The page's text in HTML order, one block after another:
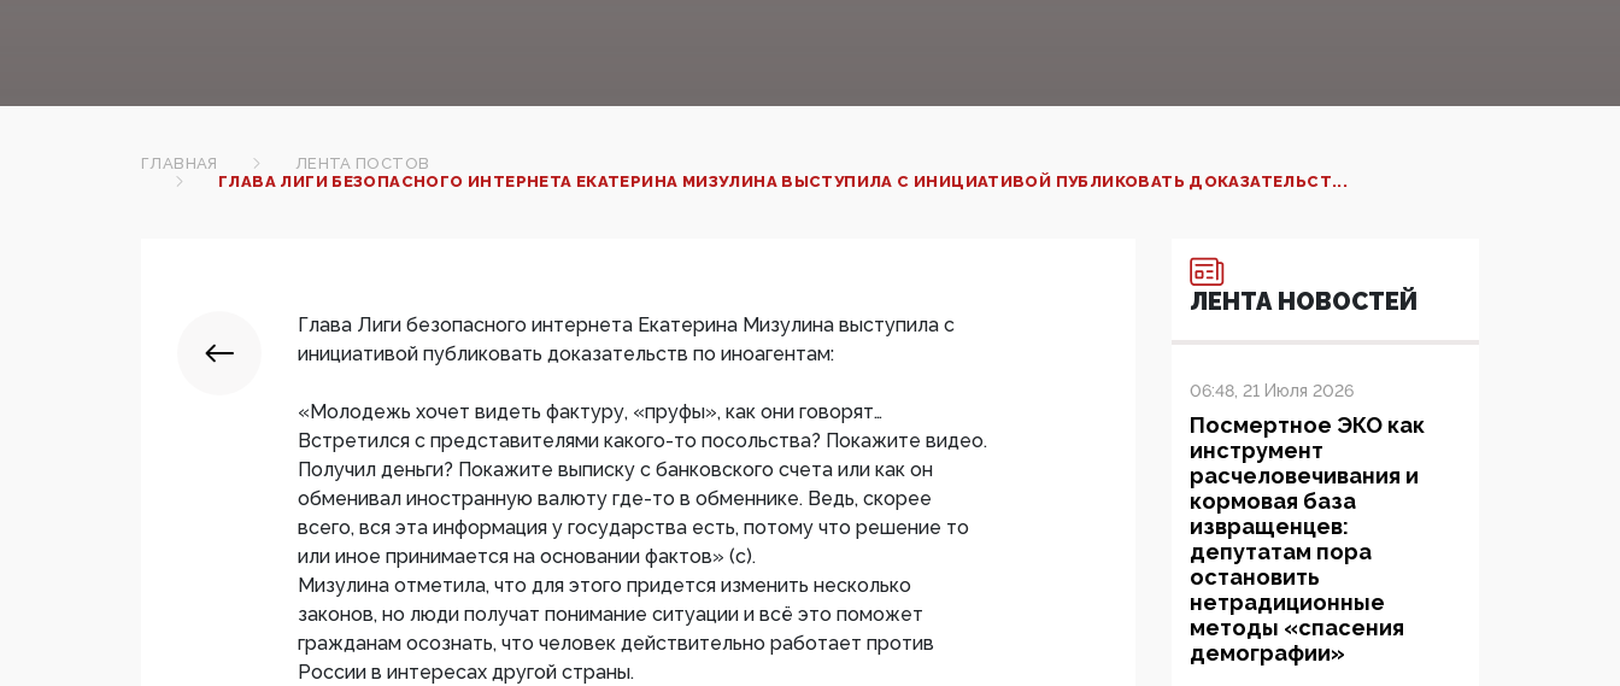
ГЛАВНАЯ
ЛЕНТА ПОСТОВ
ГЛАВА ЛИГИ БЕЗОПАСНОГО ИНТЕРНЕТА ЕКАТЕРИНА МИЗУЛИНА ВЫСТУПИЛА С ИНИЦИАТИВОЙ ПУБЛИКОВАТЬ ДОКАЗАТЕЛЬСТ...
Глава Лиги безопасного интернета Екатерина Мизулина выступила с
инициативой публиковать доказательств по иноагентам:
«Молодежь хочет видеть фактуру, «пруфы», как они говорят…
Встретился с представителями какого-то посольства? Покажите видео.
Получил деньги? Покажите выписку с банковского счета или как он
обменивал иностранную валюту где-то в обменнике. Ведь, скорее
всего, вся эта информация у государства есть, потому что решение то
или иное принимается на основании фактов» (с).
Мизулина отметила, что для этого придется изменить несколько
законов, но люди получат понимание ситуации и всё это поможет
гражданам осознать, что человек действительно работает против
России в интересах другой страны.
ЛЕНТА НОВОСТЕЙ
06:48, 21 Июля 2026
Посмертное ЭКО как
инструмент
расчеловечивания и
кормовая база
извращенцев:
депутатам пора
остановить
нетрадиционные
методы «спасения
демографии»